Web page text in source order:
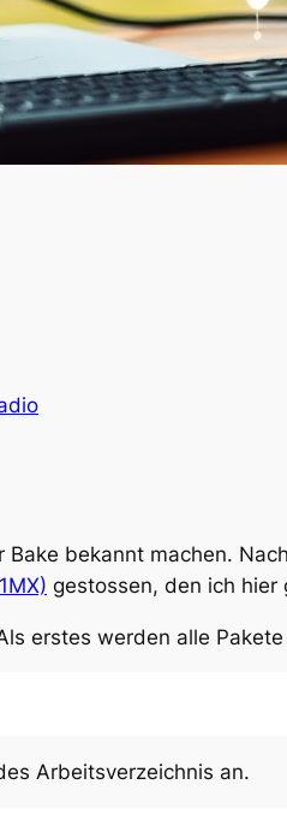
bekannt machen.
gestossen, den ich
erstes werden alle
Arbeitsverzeichnis an.